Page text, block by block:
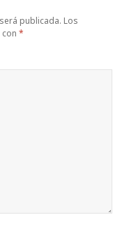
publicada. Los
con*